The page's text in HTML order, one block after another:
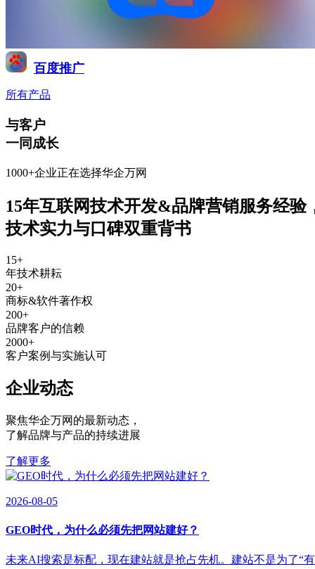
百度推广
所有产品
与客户
一同成长
1000+企业正在选择华企万网
15年互联网技术开发&品牌营销服务经验
技术实力与口碑双重背书
15+
年技术耕耘
20+
商标&软件著作权
200+
品牌客户的信赖
2000+
客户案例与实施认可
企业动态
聚焦华企万网的最新动态 ，
了解品牌与产品的持续进展
了解更多
2026-08-05
GEO时代，为什么必须先把网站建好？
未来AI搜索是标配，现在建站就是抢占先机。建站不是为了“